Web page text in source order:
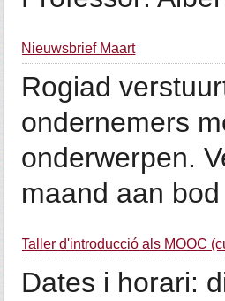
Nieuwsbrief Maart
Rogiad
ondernemers
onderwerpen.
maand aan
Taller d'introducció als MOOC
Dates i horari: